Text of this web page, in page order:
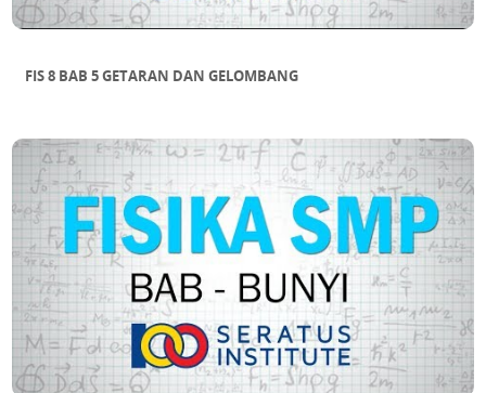
FIS 8 BAB 5 GETARAN DAN GELOMBANG